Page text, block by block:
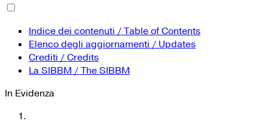
Indice dei contenuti / Table of Contents
Elenco degli aggiornamenti / Updates
Crediti / Credits
La SIBBM / The SIBBM
In Evidenza